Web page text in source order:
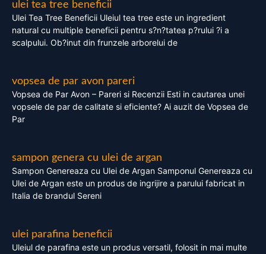
ulei tea tree beneficii
Ulei Tea Tree Beneficii Uleiul tea tree este un ingredient
natural cu multiple beneficii pentru s?n?tatea p?rului ?i a
scalpului. Ob?inut din frunzele arborelui de
vopsea de par avon pareri
Vopsea de Par Avon – Pareri si Recenzii Esti in cautarea unei
vopsele de par de calitate si eficiente? Ai auzit de Vopsea de
Par
sampon genera cu ulei de argan
Sampon Genereaza cu Ulei de Argan Samponul Genereaza cu
Ulei de Argan este un produs de ingrijire a parului fabricat in
Italia de brandul Sereni
ulei parafina beneficii
Uleiul de parafina este un produs versatil, folosit in mai multe